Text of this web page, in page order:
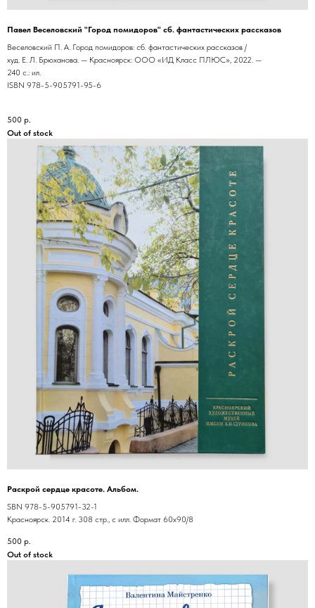
Павел Веселовский "Город помидоров" сб. фантастических рассказов
Веселовский П. А. Город помидоров: сб. фантастических рассказов /
худ. Е. Л. Брюханова. — Красноярск: ООО «ИД Класс ПЛЮС», 2022. —
240 с.: ил.
ISBN 978-5-905791-95-6
500 р.
Out of stock
Раскрой сердце красоте. Альбом.
SBN 978-5-905791-32-1
Красноярск. 2014 г. 308 стр., с илл. Формат 60х90/8
500 р.
Out of stock